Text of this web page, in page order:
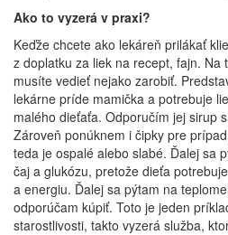
Ako to vyzerá v praxi?
Keďže chcete ako lekáreň prilákať
z doplatku za liek na recept, fajn. Na
musíte vedieť nejako zarobiť.
lekárne príde mamička a potrebuje
malého dieťaťa. Odporučím jej sirup
Zároveň ponúknem i čipky pre
teda je ospalé alebo slabé. Ďalej sa
čaj a glukózu, pretože dieťa
a energiu. Ďalej sa pýtam na
odporúčam kúpiť. Toto je jeden
starostlivosti, takto vyzerá služba,